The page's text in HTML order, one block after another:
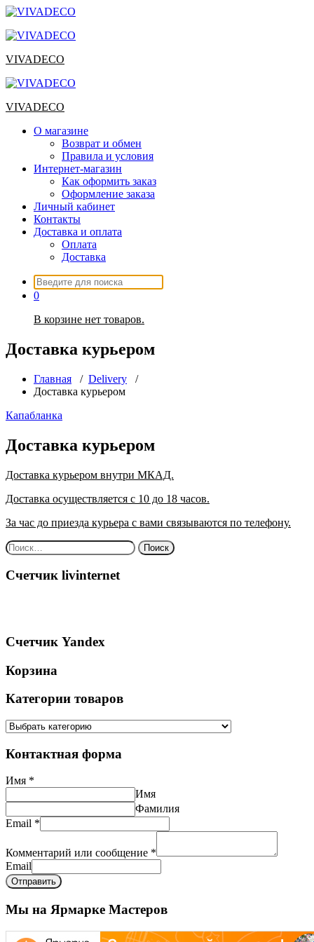
Перейти
содержимому
VIVADECO
VIVADECO
О магазине
Возврат и обмен
Правила и условия
Интернет-магазин
Как оформить заказ
Оформление заказа
Личный кабинет
Контакты
Доставка и оплата
Оплата
Доставка
Искать:
0
В корзине нет товаров.
Доставка курьером
Главная / Delivery /
Доставка курьером
Капабланка
Доставка курьером
Доставка курьером внутри МКАД.
Доставка осуществляется с 10 до 18 часов.
За час до приезда курьера с вами связываются по телефону.
Найти:
Счетчик livinternet
Счетчик Yandex
Корзина
Категории товаров
Контактная форма
Имя *
Имя
Фамилия
Email *
Комментарий или сообщение *
Email
Отправить
Мы на Ярмарке Мастеров